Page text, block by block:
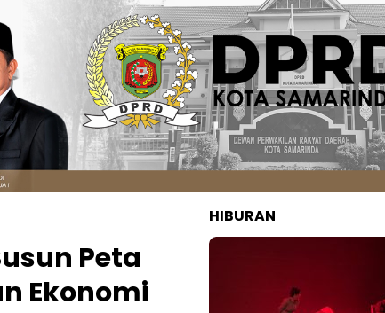
Peta
Ekonomi
HIBURAN